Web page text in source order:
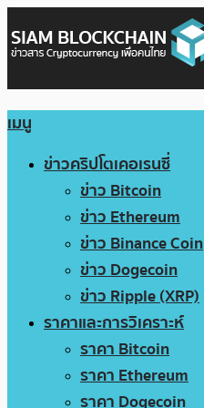
เมนู
ข่าวคริปโตเคอเรนซี่
ข่าว Bitcoin
ข่าว Ethereum
ข่าว Binance Coin
ข่าว Dogecoin
ข่าว Ripple (XRP)
ราคาและการวิเคราะห์
ราคา Bitcoin
ราคา Ethereum
ราคา Dogecoin